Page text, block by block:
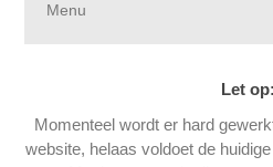
Menu
Let op:
Momenteel wordt er hard
website, helaas voldoet de